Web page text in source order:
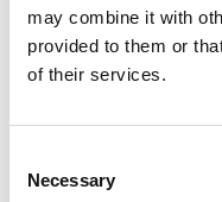
may combine it with
provided to them or
of their services.
Selection
Necessary